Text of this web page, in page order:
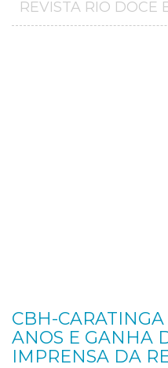
REVISTA RIO DOCE
CBH-
ANOS E GANHA
IMPRENSA DA